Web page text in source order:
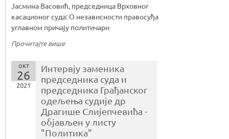
Јасмина Васовић, председница Врховног
касационог суда: О независности правосуђа
углавном причају политичари
Прочитајте више
окт
26
2021
Интервју заменика
председника суда и
председника Грађанског
одељења судије др
Драгише Слијепчевића -
објављен у листу
"Политика"